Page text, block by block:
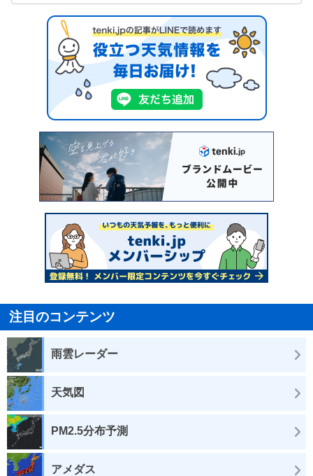
注目のコンテンツ
雨雲レーダー
天気図
PM2.5分布予測
アメダス